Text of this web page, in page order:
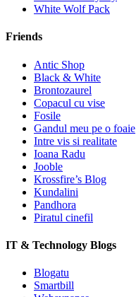
White Wolf Pack
Friends
Antic Shop
Black & White
Brontozaurel
Copacul cu vise
Fosile
Gandul meu pe o foaie
Intre vis si realitate
Ioana Radu
Jooble
Krossfire’s Blog
Kundalini
Pandhora
Piratul cinefil
IT & Technology Blogs
Blogatu
Smartbill